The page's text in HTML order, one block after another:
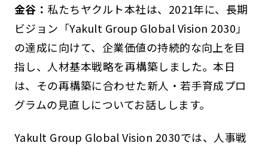
金谷： 私たちヤクルト本社は、2021年に、長期
ビジョン「Yakult Group Global Vision 2030」
の達成に向けて、企業価値の持続的な向上を目
指し、人材基本戦略を再構築しました。本日
は、その再構築に合わせた新人・若手育成プロ
グラムの見直しについてお話しします。
Yakult Group Global Vision 2030では、人事戦